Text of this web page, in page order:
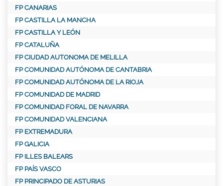
FP CANARIAS
FP CASTILLA LA MANCHA
FP CASTILLA Y LEÓN
FP CATALUÑA
FP CIUDAD AUTONOMA DE MELILLA
FP COMUNIDAD AUTÓNOMA DE CANTABRIA
FP COMUNIDAD AUTÓNOMA DE LA RIOJA
FP COMUNIDAD DE MADRID
FP COMUNIDAD FORAL DE NAVARRA
FP COMUNIDAD VALENCIANA
FP EXTREMADURA
FP GALICIA
FP ILLES BALEARS
FP PAÍS VASCO
FP PRINCIPADO DE ASTURIAS